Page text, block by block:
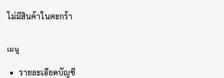
ไม่มีสินค้าในตะกร้า
เมนู
รายละเอียดบัญชี